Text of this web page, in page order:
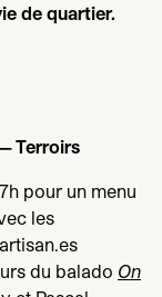
de quartier.
— Terroirs
h pour un menu
les
du balado On